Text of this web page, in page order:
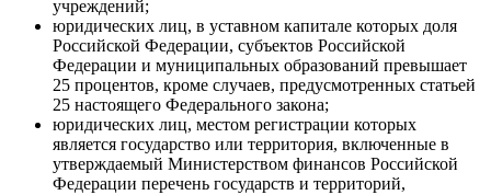
учреждений;
юридических лиц, в уставном капитале которых доля
Российской Федерации, субъектов Российской
Федерации и муниципальных образований превышает
25 процентов, кроме случаев, предусмотренных статьей
25 настоящего Федерального закона;
юридических лиц, местом регистрации которых
является государство или территория, включенные в
утверждаемый Министерством финансов Российской
Федерации перечень государств и территорий,